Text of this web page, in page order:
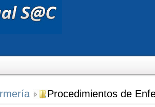
Procedimientos de